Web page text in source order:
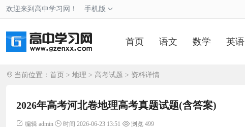
欢迎来到高中学习网！ 手机版
首页 语文 数学 英语
当前位置： 首页 > 地理 > 高考试题 > 资料详情
2026年高考河北卷地理高考真题试题(含答案)
编辑 admin 时间 2026-06-23 13:51 浏览 499